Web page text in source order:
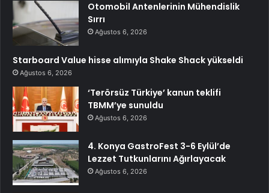
Otomobil Antenlerinin Mühendislik
Sırrı
Ağustos 6, 2026
Starboard Value hisse alımıyla Shake Shack yükseldi
Ağustos 6, 2026
‘Terörsüz Türkiye’ kanun teklifi
TBMM’ye sunuldu
Ağustos 6, 2026
4. Konya GastroFest 3-6 Eylül’de
Lezzet Tutkunlarını Ağırlayacak
Ağustos 6, 2026